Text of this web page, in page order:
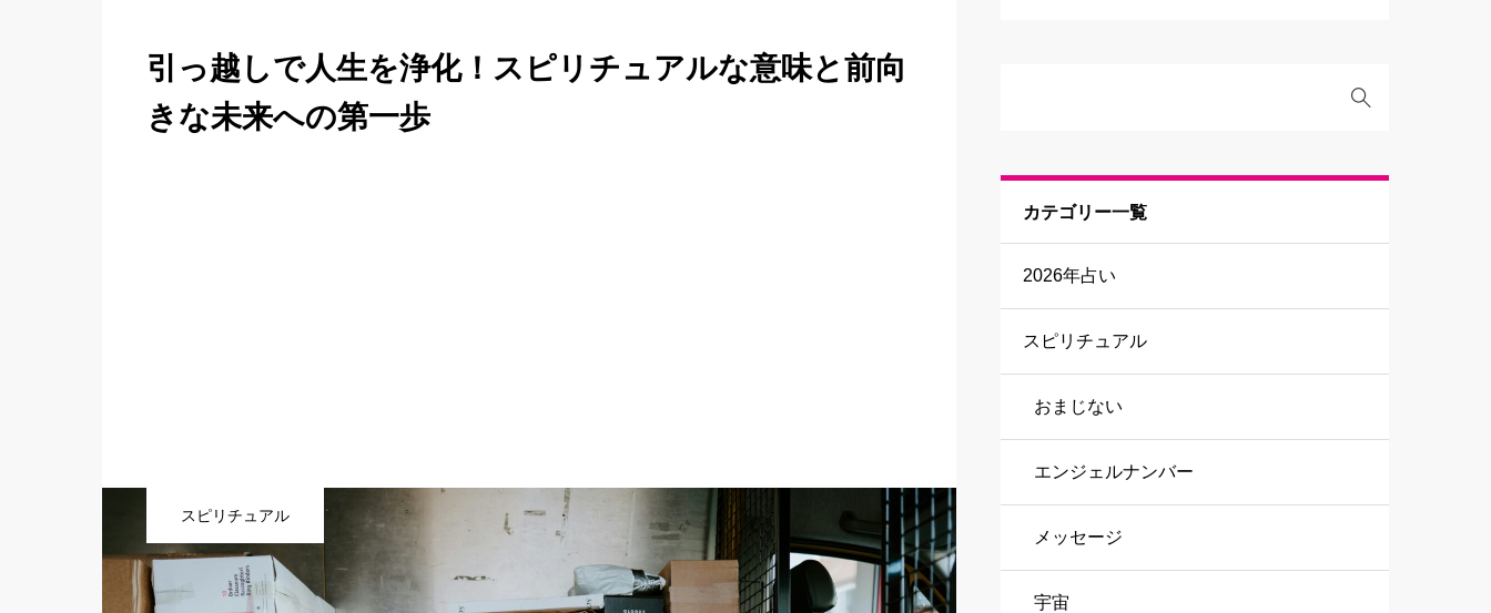
引っ越しで人生を浄化！スピリチュアルな意味と前向
きな未来への第一歩
スピリチュアル
カテゴリー一覧
2026年占い
スピリチュアル
おまじない
エンジェルナンバー
メッセージ
宇宙